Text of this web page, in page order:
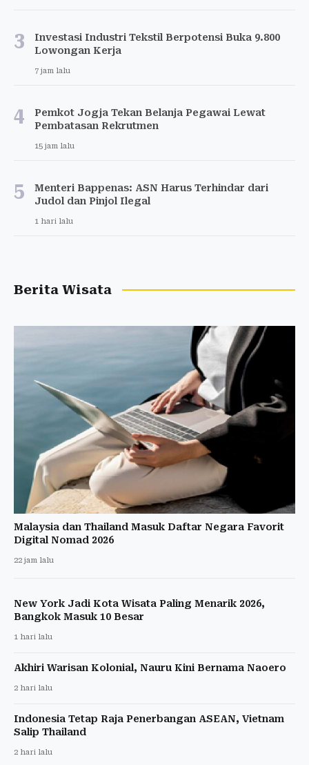
3
Investasi Industri Tekstil Berpotensi Buka 9.800
Lowongan Kerja
7 jam lalu
4
Pemkot Jogja Tekan Belanja Pegawai Lewat
Pembatasan Rekrutmen
15 jam lalu
5
Menteri Bappenas: ASN Harus Terhindar dari
Judol dan Pinjol Ilegal
1 hari lalu
Berita Wisata
Malaysia dan Thailand Masuk Daftar Negara Favorit
Digital Nomad 2026
22 jam lalu
New York Jadi Kota Wisata Paling Menarik 2026,
Bangkok Masuk 10 Besar
1 hari lalu
Akhiri Warisan Kolonial, Nauru Kini Bernama Naoero
2 hari lalu
Indonesia Tetap Raja Penerbangan ASEAN, Vietnam
Salip Thailand
2 hari lalu